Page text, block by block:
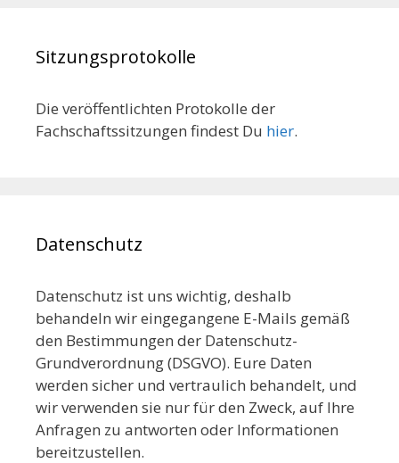
Sitzungsprotokolle
Die veröffentlichten Protokolle der
Fachschaftssitzungen findest Du hier.
Datenschutz
Datenschutz ist uns wichtig, deshalb
behandeln wir eingegangene E-Mails gemäß
den Bestimmungen der Datenschutz-
Grundverordnung (DSGVO). Eure Daten
werden sicher und vertraulich behandelt, und
wir verwenden sie nur für den Zweck, auf Ihre
Anfragen zu antworten oder Informationen
bereitzustellen.